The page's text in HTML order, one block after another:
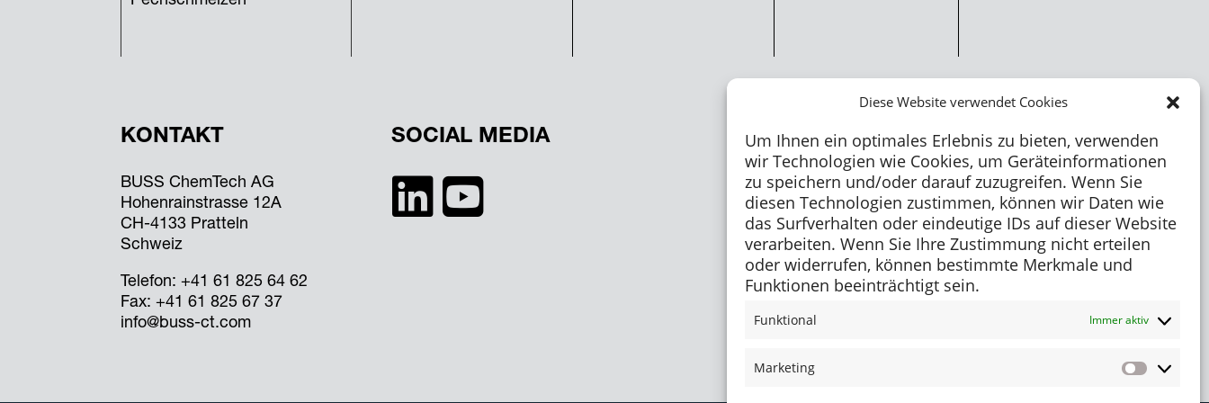
Diese Website verwendet Cookies
Um Ihnen ein optimales Erlebnis zu bieten, verwenden
wir Technologien wie Cookies, um Geräteinformationen
zu speichern und/oder darauf zuzugreifen. Wenn Sie
diesen Technologien zustimmen, können wir Daten wie
das Surfverhalten oder eindeutige IDs auf dieser Website
verarbeiten. Wenn Sie Ihre Zustimmung nicht erteilen
oder widerrufen, können bestimmte Merkmale und
Funktionen beeinträchtigt sein.
Funktional Immer aktiv
Marketing
Marketing
KONTAKT
BUSS ChemTech AG
Hohenrainstrasse 12A
CH-4133 Pratteln
Schweiz
Telefon:+41 61 825 64 62
Fax: +41 61 825 67 37
info@buss-ct.com
SOCIAL MEDIA